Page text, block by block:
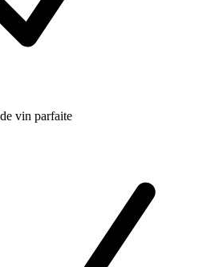
vin parfaite